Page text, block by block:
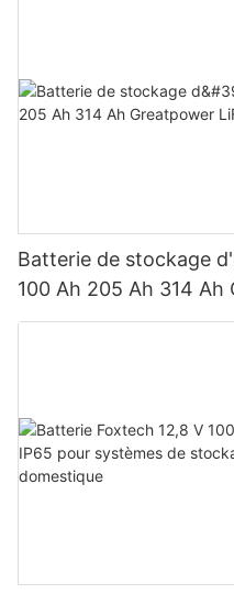
Batterie de stockage
100 Ah 205 Ah 314 Ah
Wh-5120 Wh IP65